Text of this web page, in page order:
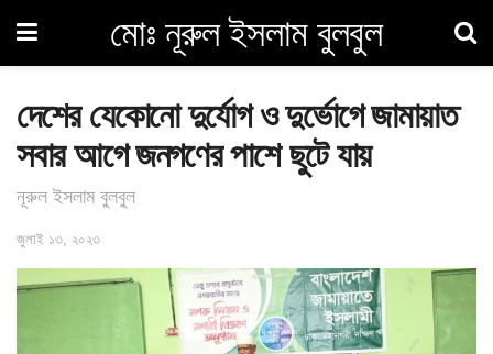
মোঃ নূরুল ইসলাম বুলবুল
দেশের যেকোনো দুর্যোগ ও দুর্ভোগে জামায়াত
সবার আগে জনগণের পাশে ছুটে যায়
নূরুল ইসলাম বুলবুল
জুলাই ১৩, ২০২৩